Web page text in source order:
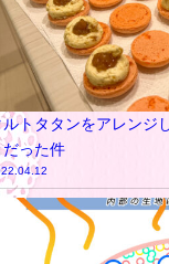
ルトタタンをアレンジ
だった件